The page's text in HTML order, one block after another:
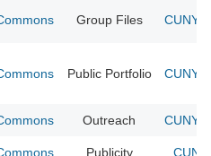
Group Files CUNY
Public Portfolio CUNY
Outreach CUNY
Publicity